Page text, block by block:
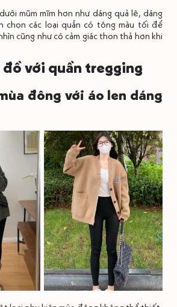
mũm mĩm hơn như dáng quả lê, dáng
chọn các loại quần có tông màu tối để
cũng như có cảm giác thon thả hơn khi
đồ với quần tregging
đông với áo len dáng